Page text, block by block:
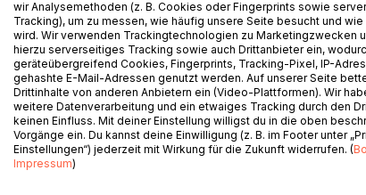
Was als spontaner Entschluss beginnt,
WEITERE TITEL BEI
wir Analysemethoden (z. B. Cookies oder Fingerprints sowie
Tracking), um zu messen, wie häufig unsere Seite besucht und
wird. Wir verwenden Trackingtechnologien zu Marketingzwecken
hierzu serverseitiges Tracking sowie auch Drittanbieter ein,
geräteübergreifend Cookies, Fingerprints, Tracking-Pixel, IP-
gehashte E-Mail-Adressen genutzt werden. Auf unserer Seite
Drittinhalte von anderen Anbietern ein (Video-Plattformen). Wir
weitere Datenverarbeitung und ein etwaiges Tracking durch den
keinen Einfluss. Mit deiner Einstellung willigst du in die oben
Vorgänge ein. Du kannst deine Einwilligung (z. B. im Footer unter
Einstellungen“) jederzeit mit Wirkung für die Zukunft widerrufen. (
Impressum)